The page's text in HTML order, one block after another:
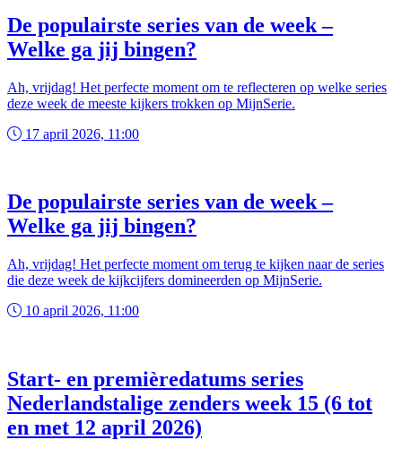
De populairste series van de week –
Welke ga jij bingen?
Ah, vrijdag! Het perfecte moment om te reflecteren op welke series
deze week de meeste kijkers trokken op MijnSerie.
17 april 2026, 11:00
De populairste series van de week –
Welke ga jij bingen?
Ah, vrijdag! Het perfecte moment om terug te kijken naar de series
die deze week de kijkcijfers domineerden op MijnSerie.
10 april 2026, 11:00
Start- en premièredatums series
Nederlandstalige zenders week 15 (6 tot
en met 12 april 2026)